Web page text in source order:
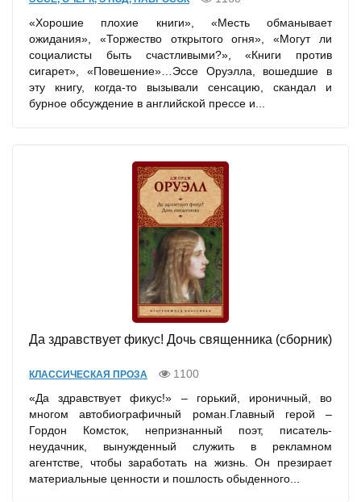
«Хорошие плохие книги», «Месть обманывает
ожидания», «Торжество открытого огня», «Могут ли
социалисты быть счастливыми?», «Книги против
сигарет», «Повешение»…Эссе Оруэлла, вошедшие в
эту книгу, когда-то вызывали сенсацию, скандал и
бурное обсуждение в английской прессе и...
Да здравствует фикус! Дочь священника (сборник)
КЛАССИЧЕСКАЯ ПРОЗА
1100
«Да здравствует фикус!» – горький, ироничный, во
многом автобиографичный роман.Главный герой –
Гордон Комсток, непризнанный поэт, писатель-
неудачник, вынужденный служить в рекламном
агентстве, чтобы заработать на жизнь. Он презирает
материальные ценности и пошлость обыденного...